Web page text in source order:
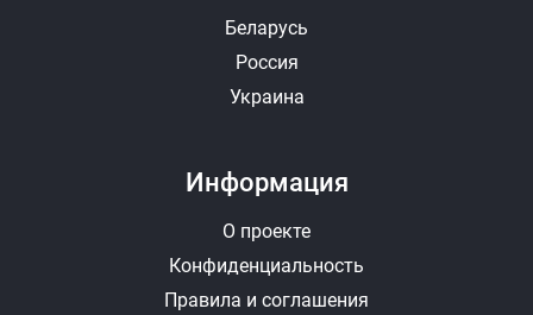
Беларусь
Россия
Украина
Информация
О проекте
Конфиденциальность
Правила и соглашения